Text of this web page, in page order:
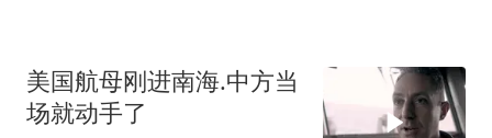
湖北启动重大气象灾害三级应急响应
费大厨口号更改 不再宣传小炒肉大王
美国航母刚进南海.中方当
场就动手了